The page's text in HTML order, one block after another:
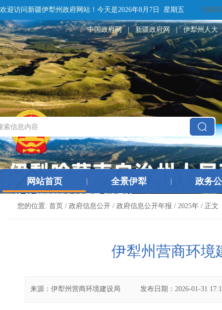
欢迎访问新疆伊犁州政府网站！ 今天是2026年8月7日 星期五 无障碍
中国政府网 | 新疆政府网 | 伊犁州人大
网站首页 全景伊犁 政务
您的位置: 首页 / 政府信息公开 / 政府信息公开年报 / 2025年 / 正文
伊犁州营商环境
来源： 伊犁州营商环境建设局 发布日期： 2026-01-31